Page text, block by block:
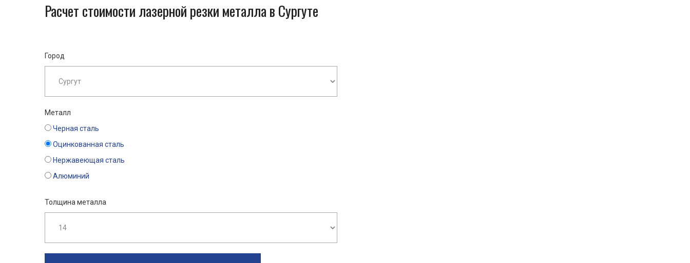
Расчет стоимости лазерной резки металла в Сургуте
Город
Металл
Черная сталь
Оцинкованная сталь
Нержавеющая сталь
Алюминий
Толщина металла